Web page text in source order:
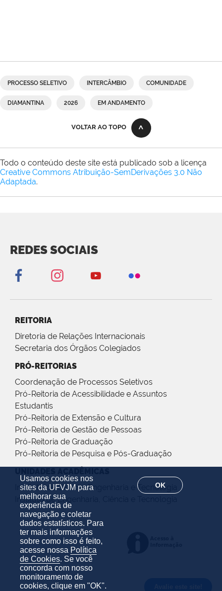
Usamos cookies nos
sites da UFVJM para
melhorar sua
experiência de
navegação e coletar
dados estatísticos. Para
ter mais informações
sobre como isso é feito,
acesse nossa Política
de Cookies. Se você
concorda com nosso
monitoramento de
cookies, clique em "OK".
OK
PROCESSO SELETIVO INTERCÂMBIO COMUNIDADE
DIAMANTINA 2026 EM ANDAMENTO
VOLTAR AO TOPO
Todo o conteúdo deste site está publicado sob a licença
Creative Commons Atribuição-SemDerivações 3.0 Não
Adaptada.
REDES SOCIAIS
REITORIA
Diretoria de Relações Internacionais
Secretaria dos Órgãos Colegiados
PRÓ-REITORIAS
Coordenação de Processos Seletivos
Pró-Reitoria de Acessibilidade e Assuntos
Estudantis
Pró-Reitoria de Extensão e Cultura
Pró-Reitoria de Gestão de Pessoas
Pró-Reitoria de Graduação
Pró-Reitoria de Pesquisa e Pós-Graduação
Instituto de Ciência, Engenharia e Tecnologia
Instituto de Engenharia, Ciência e Tecnologia